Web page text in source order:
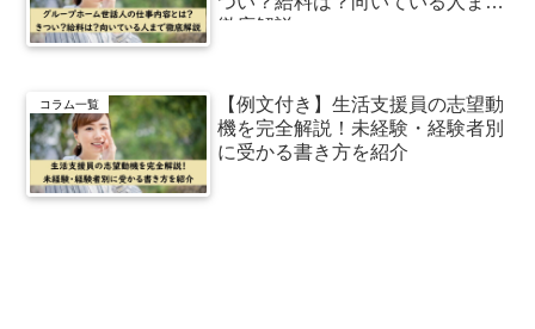
徹底解説
コラム一覧
【例文付き】生活支援員の志望動
機を完全解説！未経験・経験者別
に受かる書き方を紹介